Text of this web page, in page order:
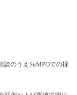
談のうえSuMPOでの採